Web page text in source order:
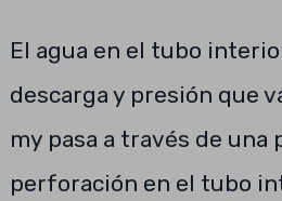
El agua en el tubo
descarga y presión que
my pasa a través de una
perforación en el tubo